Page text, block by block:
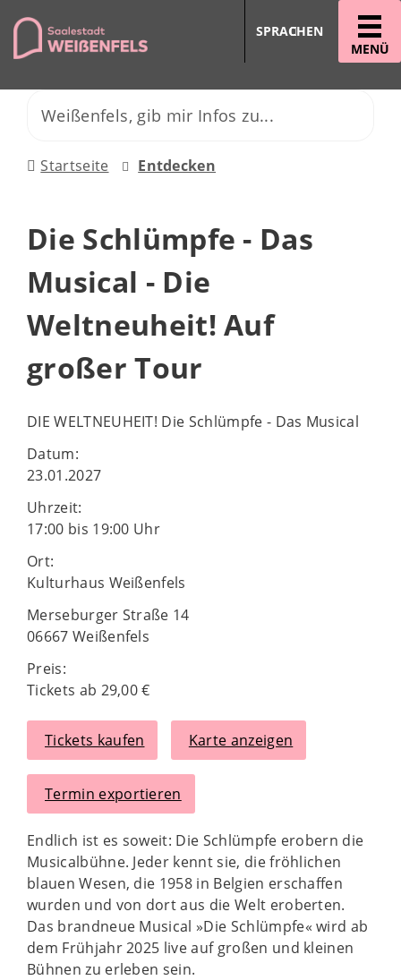
MENÜ
SPRACHEN
Startseite Entdecken
Die Schlümpfe - Das
Musical - Die
Weltneuheit! Auf
großer Tour
DIE WELTNEUHEIT! Die Schlümpfe - Das Musical
Datum:
23.01.2027
Uhrzeit:
17:00 bis 19:00 Uhr
Ort:
Kulturhaus Weißenfels
Merseburger Straße 14
06667 Weißenfels
Preis:
Tickets ab 29,00 €
Tickets kaufen Karte anzeigen
Termin exportieren
Endlich ist es soweit: Die Schlümpfe erobern die
Musicalbühne. Jeder kennt sie, die fröhlichen
blauen Wesen, die 1958 in Belgien erschaffen
wurden und von dort aus die Welt eroberten.
Das brandneue Musical »Die Schlümpfe« wird ab
dem Frühjahr 2025 live auf großen und kleinen
Bühnen zu erleben sein.